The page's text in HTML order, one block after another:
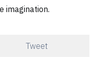
imagination.
Tweet